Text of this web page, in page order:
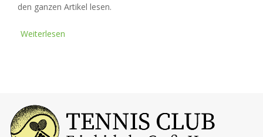
den ganzen Artikel lesen.
Weiterlesen